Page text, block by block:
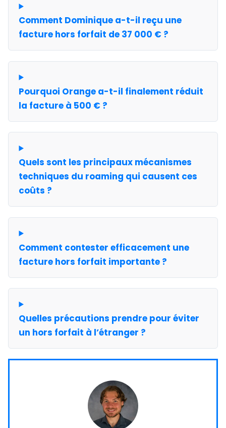
Comment Dominique a-t-il reçu une
facture hors forfait de 37 000 € ?
Pourquoi Orange a-t-il finalement réduit
la facture à 500 € ?
Quels sont les principaux mécanismes
techniques du roaming qui causent ces
coûts ?
Comment contester efficacement une
facture hors forfait importante ?
Quelles précautions prendre pour éviter
un hors forfait à l’étranger ?